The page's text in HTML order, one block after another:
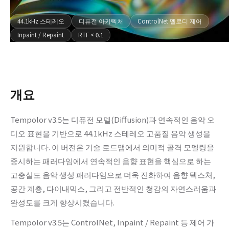
44.1kHz 스테레오 디퓨전 아키텍처
ControlNet 멜로디 제어
Inpaint / Repaint
RTF < 0.1
개요
Tempolor v3.5는 디퓨전 모델(Diffusion)과 연속적인 음악 오
디오 표현을 기반으로 44.1kHz 스테레오 고품질 음악 생성을
지원합니다. 이 버전은 기술 로드맵에서 의미적 골격 모델링을
중시하는 패러다임에서 연속적인 음향 표현을 핵심으로 하는
고충실도 음악 생성 패러다임으로 더욱 진화하여 음향 텍스처,
공간 계층, 다이내믹스, 그리고 전반적인 청감의 자연스러움과
완성도를 크게 향상시켰습니다.
Tempolor v3.5는 ControlNet, Inpaint / Repaint 등 제어 가